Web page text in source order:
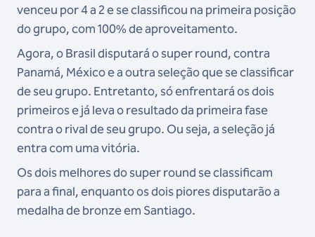
venceu por 4 a 2 e se classificou na primeira posição
do grupo, com 100% de aproveitamento.
Agora, o Brasil disputará o super round, contra
Panamá, México e a outra seleção que se classificar
de seu grupo. Entretanto, só enfrentará os dois
primeiros e já leva o resultado da primeira fase
contra o rival de seu grupo. Ou seja, a seleção já
entra com uma vitória.
Os dois melhores do super round se classificam
para a final, enquanto os dois piores disputarão a
medalha de bronze em Santiago.